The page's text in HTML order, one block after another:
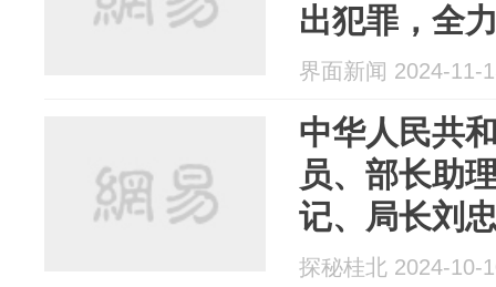
出犯罪，全
安全和社会
界面新闻 2024-11-
中华人民共
员、部长助
记、局长刘
探秘桂北 2024-10-